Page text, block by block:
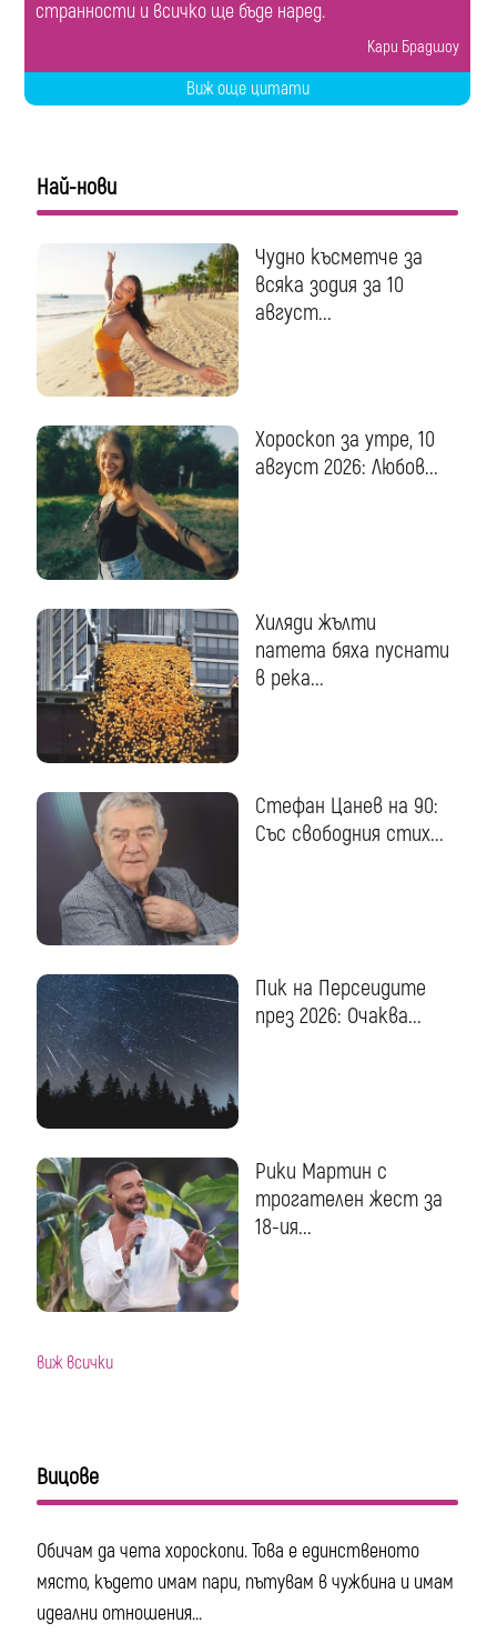
странности и всичко ще бъде наред.
Кари Брадшоу
Виж още цитати
Най-нови
Чудно късметче за
всяка зодия за 10
август...
Хороскоп за утре, 10
август 2026: Любов...
Хиляди жълти
патета бяха пуснати
в река...
Стефан Цанев на 90:
Със свободния стих...
Пик на Персеидите
през 2026: Очаква...
Рики Мартин с
трогателен жест за
18-ия...
виж всички
Вицове
Обичам да чета хороскопи. Това е единственото
място, където имам пари, пътувам в чужбина и имам
идеални отношения...